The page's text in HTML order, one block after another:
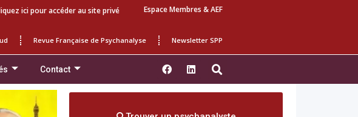
ici pour accéder au site privé Espace Membres & AEF
Revue Française de Psychanalyse Newsletter SPP
Contact